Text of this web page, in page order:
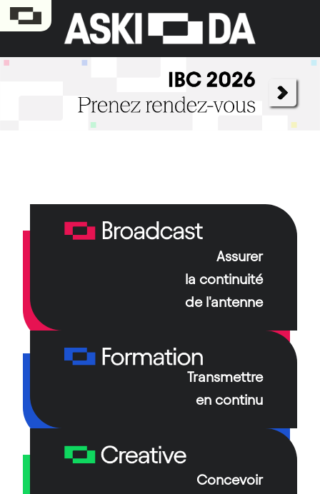
Pilier historique du groupe, Aski-da Broadcast
assure la continuité de la diffusion et
l’accompagnement technologique des chaînes et
De la gestion des infrastructures à
l’externalisation des opérations critiques, nous
garantissons la continuité de la diffusion.
Nos techniciens et ingénieurs spécialisés sont
équipes au cœur des systèmes de production et
de diffusion des chaînes de télévision.
Assurer
la continuité
de l'antenne
Transmettre
en continu
Concevoir